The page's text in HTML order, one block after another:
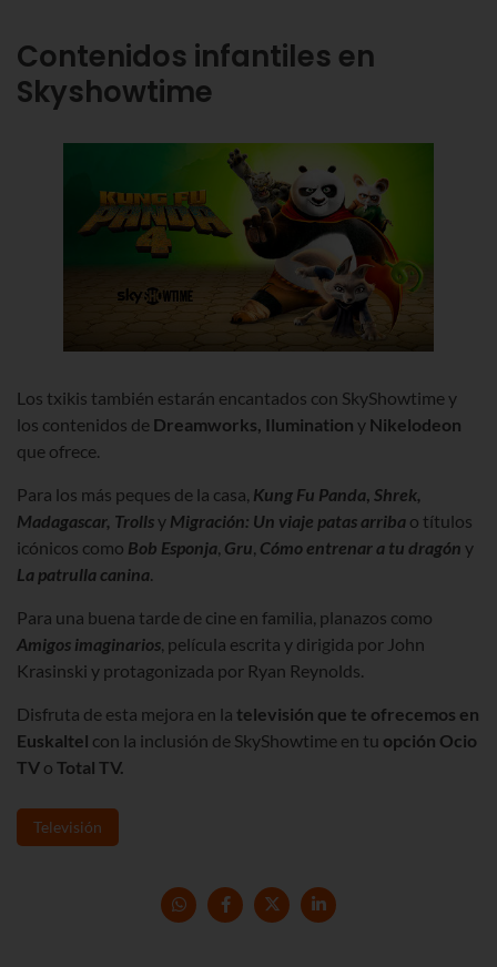
Contenidos infantiles en
Skyshowtime
Los txikis también estarán encantados con SkyShowtime y
los contenidos de Dreamworks, Ilumination y Nikelodeon
que ofrece.
Para los más peques de la casa, Kung Fu Panda, Shrek,
Madagascar, Trollsy Migración: Un viaje patas arriba o títulos
icónicos como Bob Esponja, Gru, Cómo entrenar a tu dragón y
La patrulla canina.
Para una buena tarde de cine en familia, planazos como
Amigos imaginarios, película escrita y dirigida por John
Krasinski y protagonizada por Ryan Reynolds.
Disfruta de esta mejora en la televisión que te ofrecemos en
Euskaltel con la inclusión de SkyShowtime en tu opción Ocio
TV o Total TV.
Televisión